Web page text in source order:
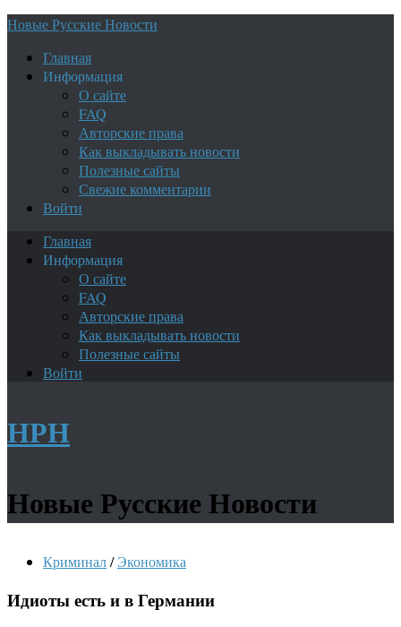
Новые Русские Новости
Главная
Информация
О сайте
FAQ
Авторские права
Как выкладывать новости
Полезные сайты
Свежие комментарии
Войти
Главная
Информация
О сайте
FAQ
Авторские права
Как выкладывать новости
Полезные сайты
Войти
НРН
Новые Русские Новости
Криминал/ Экономика
Идиоты есть и в Германии